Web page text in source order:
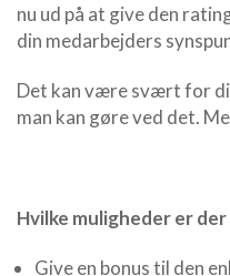
nu ud på at give den
din medarbejders
Det kan være svært for
man kan gøre ved det.
Hvilke muligheder er
Give en bonus til den